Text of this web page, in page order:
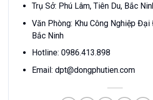
Trụ Sở: Phú Lâm, Tiên Du, Bắc
Văn Phòng: Khu Công Nghiệp Đại
Bắc Ninh
Hotline: 0986.413.898
Email: dpt@dongphutien.com